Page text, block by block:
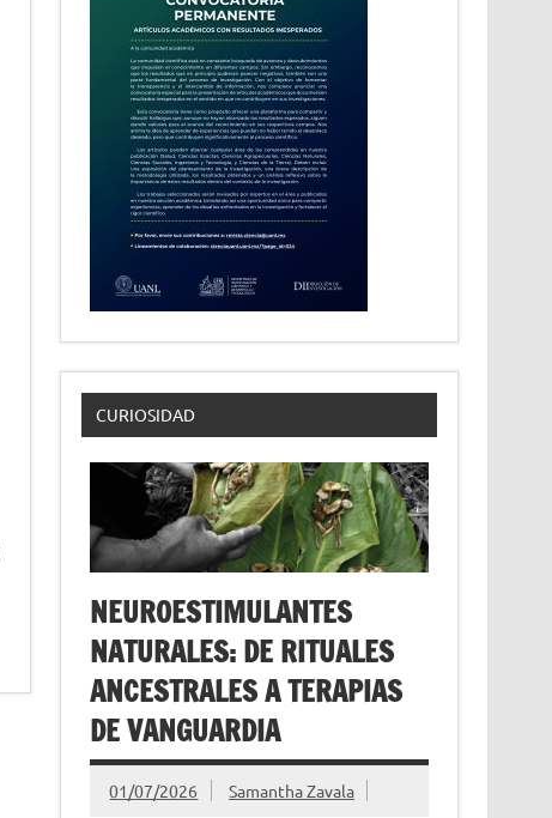
CURIOSIDAD
NEUROESTIMULANTES
NATURALES: DE RITUALES
ANCESTRALES A TERAPIAS
DE VANGUARDIA
01/07/2026 Samantha Zavala